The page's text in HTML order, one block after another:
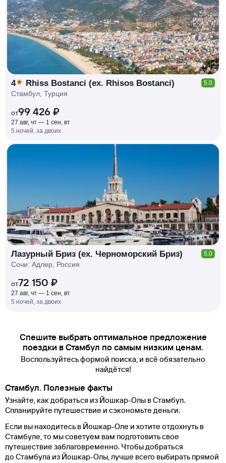
4 Rhiss Bostanci (ex. Rhisos Bostanci) 5.0
Стамбул, Турция
от99 426 ₽
27 авг, чт — 1 сен, вт
5 ночей, за двоих
РУБЛЯ
МИ
Д
О 7
Лазурный Бриз (ex. Черноморский Бриз) 5.0
Сочи: Адлер, Россия
от72 150 ₽
27 авг, чт — 1 сен, вт
5 ночей, за двоих
Спешите выбрать оптимальное предложение
поездки в Стамбул по самым низким ценам.
Воспользуйтесь формой поиска, и всё обязательно
найдётся!
Стамбул. Полезные факты
Узнайте, как добраться из Йошкар-Олы в Стамбул.
Спланируйте путешествие и сэкономьте деньги.
Если вы находитесь в Йошкар-Оле и хотите отдохнуть в
Стамбуле, то мы советуем вам подготовить свое
путешествие заблаговременно. Чтобы добраться
до Стамбула из Йошкар-Олы, лучше всего выбирать прямой